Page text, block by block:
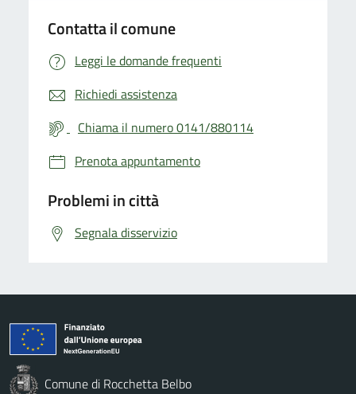
Contatta il comune
Leggi le domande frequenti
Richiedi assistenza
Chiama il numero 0141/880114
Prenota appuntamento
Problemi in città
Segnala disservizio
Comune di Rocchetta Belbo